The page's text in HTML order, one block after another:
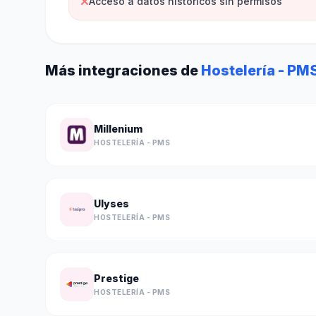
Más integraciones de Hostelería -
Millenium
HOSTELERÍA - PMS
Ulyses
HOSTELERÍA - PMS
Prestige
HOSTELERÍA - PMS